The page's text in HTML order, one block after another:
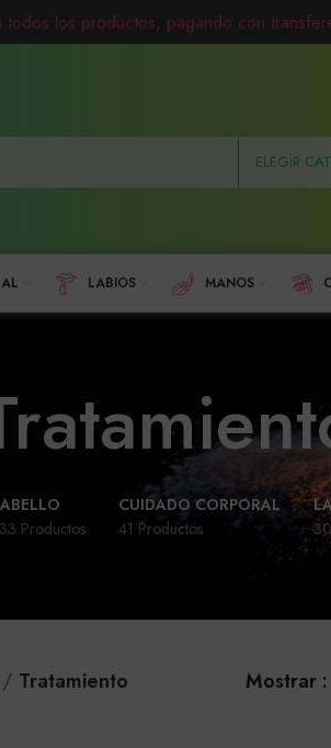
ELEGIR
LABIOS MANOS
Productos
CUIDADO CORPORAL
41 Productos
Tratamiento Mostrar
los productos, pagando con